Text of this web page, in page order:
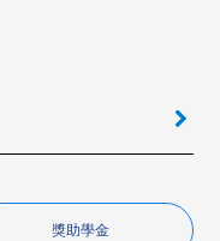
獎助學金